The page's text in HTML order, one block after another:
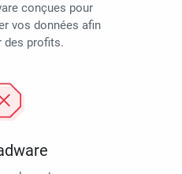
conçues pour
vos données afin
des profits.